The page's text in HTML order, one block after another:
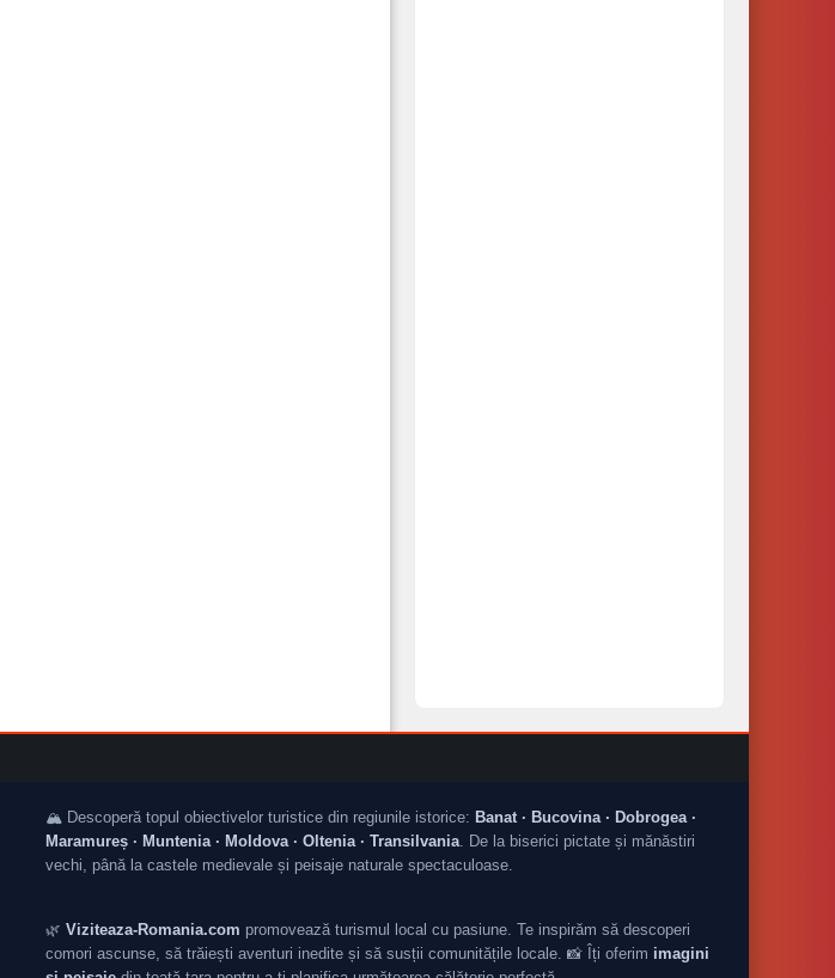
🏔️ Descoperă topul obiectivelor turistice din regiunile istorice: Banat · Bucovina · Dobrogea ·
Maramureș · Muntenia · Moldova · Oltenia · Transilvania. De la biserici pictate și mănăstiri
vechi, până la castele medievale și peisaje naturale spectaculoase.
🌿 Viziteaza-Romania.com promovează turismul local cu pasiune. Te inspirăm să descoperi
comori ascunse, să trăiești aventuri inedite și să susții comunitățile locale. 📸 Îți oferim imagini